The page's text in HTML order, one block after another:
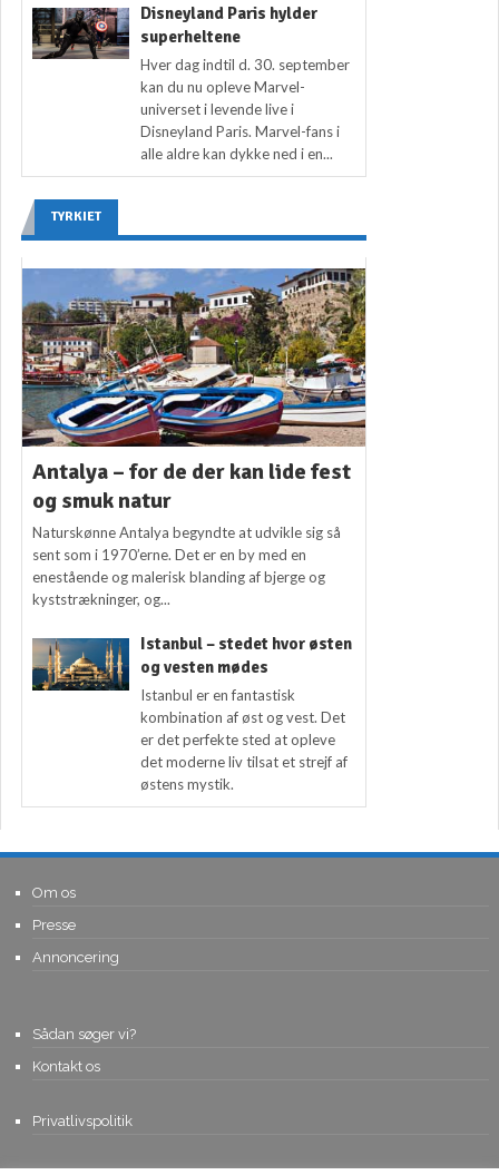
Disneyland Paris hylder
superheltene
Hver dag indtil d. 30. september
kan du nu opleve Marvel-
universet i levende live i
Disneyland Paris. Marvel-fans i
alle aldre kan dykke ned i en...
TYRKIET
Antalya – for de der kan lide fest
og smuk natur
Naturskønne Antalya begyndte at udvikle sig så
sent som i 1970’erne. Det er en by med en
enestående og malerisk blanding af bjerge og
kyststrækninger, og...
Istanbul – stedet hvor østen
og vesten mødes
Istanbul er en fantastisk
kombination af øst og vest. Det
er det perfekte sted at opleve
det moderne liv tilsat et strejf af
østens mystik.
Om os
Presse
Annoncering
Sådan søger vi?
Kontakt os
Privatlivspolitik